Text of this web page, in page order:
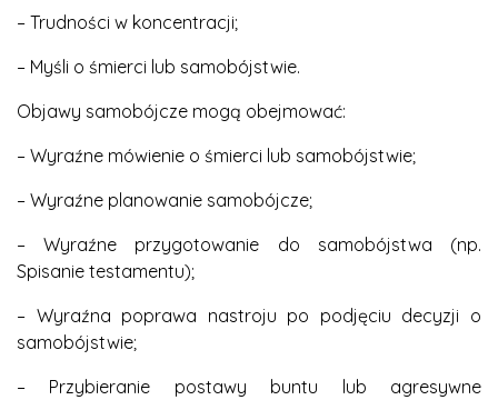
– Trudności w koncentracji;
– Myśli o śmierci lub samobójstwie.
Objawy samobójcze mogą obejmować:
– Wyraźne mówienie o śmierci lub samobójstwie;
– Wyraźne planowanie samobójcze;
– Wyraźne przygotowanie do samobójstwa (np.
Spisanie testamentu);
– Wyraźna poprawa nastroju po podjęciu decyzji o
samobójstwie;
– Przybieranie postawy buntu lub agresywne